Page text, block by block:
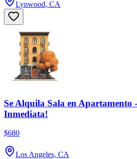
Lynwood, CA
Se Alquila Sala en Apartamento
Inmediata!
$680
Los Angeles, CA